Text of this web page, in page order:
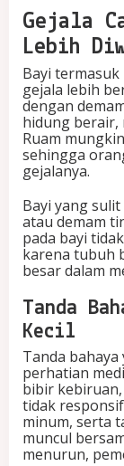
Gejala
Lebih
Bayi
gejala lebih
dengan
hidung berair,
Ruam
sehingga
gejalanya.
Bayi yang
atau demam
pada bayi
karena tubuh
besar dalam
Tanda
Kecil
Tanda
perhatian
bibir
tidak
minum, serta
muncul
menurun,